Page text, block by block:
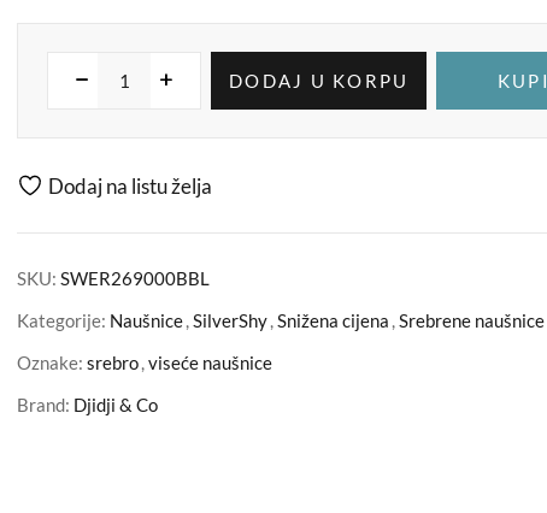
DODAJ U KORPU KUPI
Dodaj na listu želja
SKU: SWER269000BBL
Kategorije: Naušnice,SilverShy,Snižena cijena ,Srebrene naušnice
Oznake: srebro,viseće naušnice
Brand: Djidji & Co